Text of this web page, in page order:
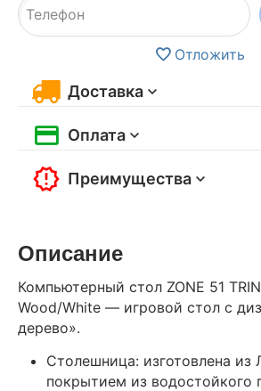
Отложить
Доставка
Оплата
Преимущества
Описание
Компьютерный стол ZONE 51
Wood/White — игровой стол с
дерево».
Столешница: изготовлена
покрытием из водостойкого